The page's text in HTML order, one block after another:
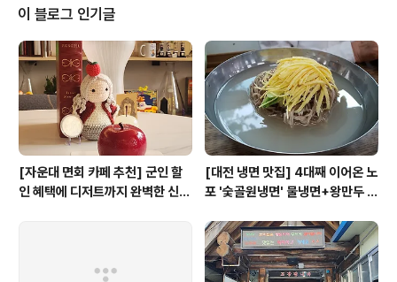
제 컴퓨터 앞에서 강의노트와 함께 그대로 제공받게 되는
것.교육 기회의 평등에 바람직한 방향이 아닌가 생각된다.
이로서 교육시장도 몇 년 내로 큰 지각변동이 있으리라. 그
중에서도 Entrepreneurship(기업가정신, 창업가정신)
과 관련된 코스를 링크! #MIT 대학의 기업가정신 오픈 코
스MIT 대학의 ..
이 블로그 인기글
[자운대 면회 카페 추천] 군인 할
인 혜택에 디저트까지 완벽한 신성
[대전 냉면 맛집] 4대째 이어온 노
포 '숯골원냉면' 물냉면+왕만두 조